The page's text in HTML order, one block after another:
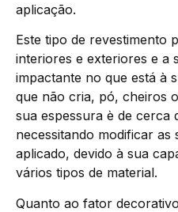
aplicação.
Este tipo de revestimento
interiores e exteriores e a
impactante no que está à
que não cria, pó, cheiros
sua espessura è de cerca
necessitando modificar
aplicado, devido à sua
vários tipos de material.
Quanto ao fator